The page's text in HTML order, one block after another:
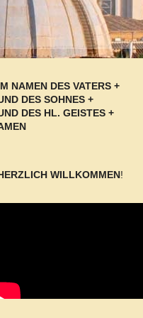
NAMEN DES VATERS +
DES SOHNES +
DES HL. GEISTES +
WILLKOMMEN!